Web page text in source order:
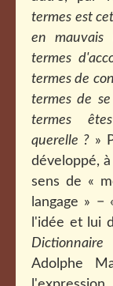
termes est
en mauvais
termes
termes de
termes de
termes
querelle ? »
développé,
sens de «
langage »
l'idée et lui
Dictionnaire
Adolphe